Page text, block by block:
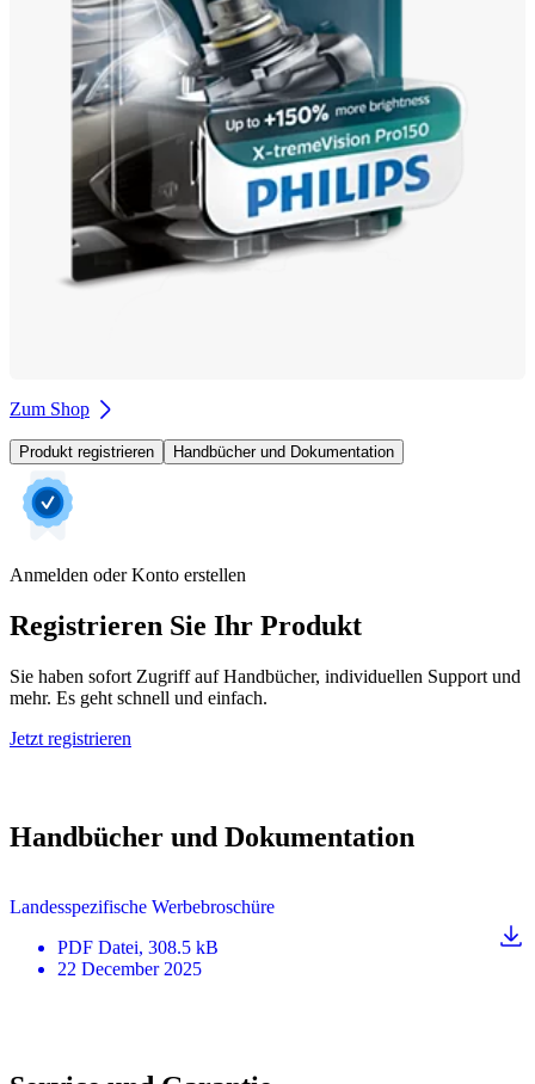
Zum Shop
Produkt registrieren Handbücher und Dokumentation
Anmelden oder Konto erstellen
Registrieren Sie Ihr Produkt
Sie haben sofort Zugriff auf Handbücher, individuellen Support und
mehr. Es geht schnell und einfach.
Jetzt registrieren
Handbücher und Dokumentation
Landesspezifische Werbebroschüre
PDF Datei, 308.5 kB
22 December 2025